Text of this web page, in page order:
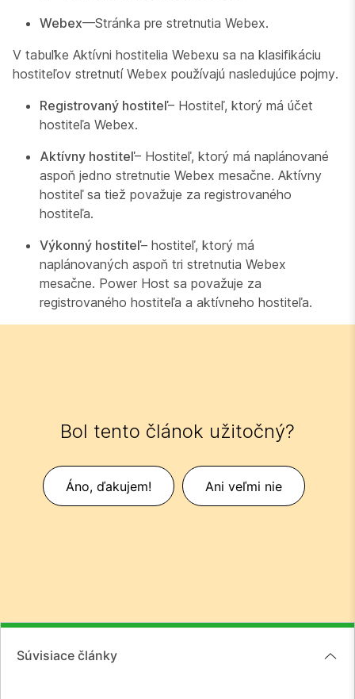
Webex—Stránka pre stretnutia Webex.
V tabuľke Aktívni hostitelia Webexu sa na klasifikáciu
hostiteľov stretnutí Webex používajú nasledujúce pojmy.
Registrovaný hostiteľ– Hostiteľ, ktorý má účet
hostiteľa Webex.
Aktívny hostiteľ– Hostiteľ, ktorý má naplánované
aspoň jedno stretnutie Webex mesačne. Aktívny
hostiteľ sa tiež považuje za registrovaného
hostiteľa.
Výkonný hostiteľ– hostiteľ, ktorý má
naplánovaných aspoň tri stretnutia Webex
mesačne. Power Host sa považuje za
registrovaného hostiteľa a aktívneho hostiteľa.
Bol tento článok užitočný?
Áno, ďakujem! Ani veľmi nie
Súvisiace články